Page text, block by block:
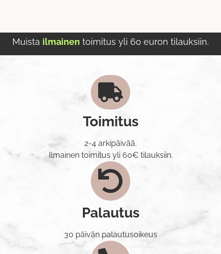
Muista ilmainen toimitus yli 60 euron tilauksiin.
Toimitus
2-4 arkipäivää.
Ilmainen toimitus yli 60€ tilauksiin.
Palautus
30 päivän palautusoikeus